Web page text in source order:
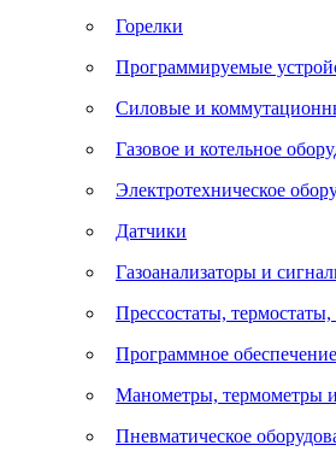
Горелки
Программируемые
Силовые и
Газовое и котельное
Электротехническое
Датчики
Газоанализаторы и
Прессостаты, термостаты,
Программное
Манометры, термометры
Пневматическое